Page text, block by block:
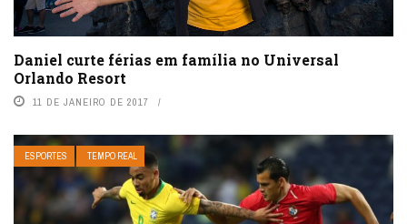
Daniel curte férias em família no Universal
Orlando Resort
11 DE JANEIRO DE 2017
ESPORTES TEMPO REAL